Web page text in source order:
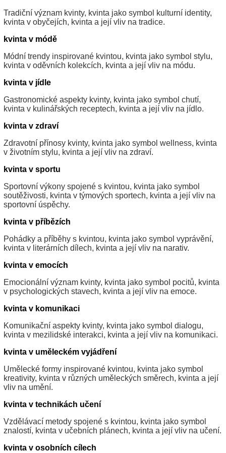
Tradiční význam kvinty, kvinta jako symbol kulturní identity,
kvinta v obyčejích, kvinta a její vliv na tradice.
kvinta v módě
Módní trendy inspirované kvintou, kvinta jako symbol stylu,
kvinta v oděvních kolekcích, kvinta a její vliv na módu.
kvinta v jídle
Gastronomické aspekty kvinty, kvinta jako symbol chutí,
kvinta v kulinářských receptech, kvinta a její vliv na jídlo.
kvinta v zdraví
Zdravotní přínosy kvinty, kvinta jako symbol wellness, kvinta
v životním stylu, kvinta a její vliv na zdraví.
kvinta v sportu
Sportovní výkony spojené s kvintou, kvinta jako symbol
soutěživosti, kvinta v týmových sportech, kvinta a její vliv na
sportovní úspěchy.
kvinta v příbězích
Pohádky a příběhy s kvintou, kvinta jako symbol vyprávění,
kvinta v literárních dílech, kvinta a její vliv na narativ.
kvinta v emocích
Emocionální význam kvinty, kvinta jako symbol pocitů, kvinta
v psychologických stavech, kvinta a její vliv na emoce.
kvinta v komunikaci
Komunikační aspekty kvinty, kvinta jako symbol dialogu,
kvinta v mezilidské interakci, kvinta a její vliv na komunikaci.
kvinta v uměleckém vyjádření
Umělecké formy inspirované kvintou, kvinta jako symbol
kreativity, kvinta v různých uměleckých směrech, kvinta a její
vliv na umění.
kvinta v technikách učení
Vzdělávací metody spojené s kvintou, kvinta jako symbol
znalostí, kvinta v učebních plánech, kvinta a její vliv na učení.
kvinta v osobních cílech